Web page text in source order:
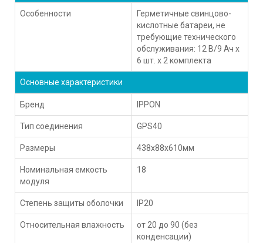
Особенности
Герметичные свинцово-
кислотные батареи, не
требующие технического
обслуживания: 12 В/9 Ач х
6 шт. x 2 комплекта
Основные характеристики
Бренд IPPON
Тип соединения GPS40
Размеры 438x88x610мм
Номинальная емкость
модуля
18
Степень защиты оболочки IP20
Относительная влажность
от 20 до 90 (без
конденсации)